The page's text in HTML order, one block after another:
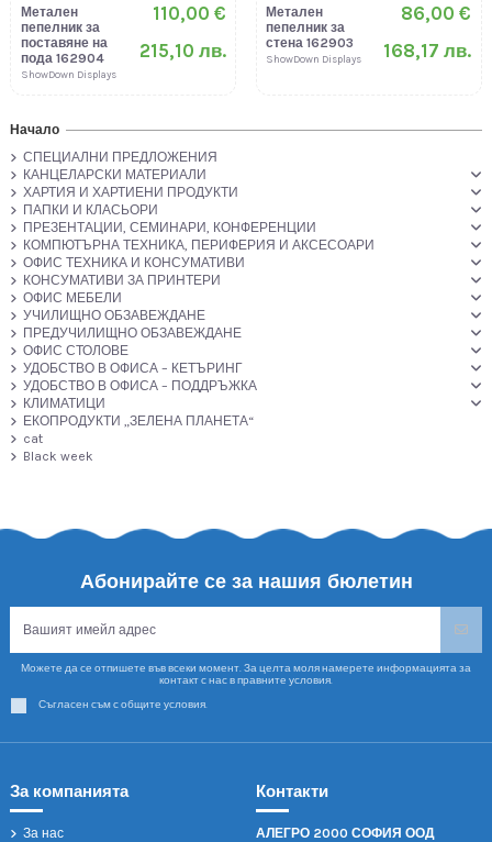
Метален
пепелник за
поставяне на
пода 162904
ShowDown Displays
110,00 €
215,10 лв.
Метален
пепелник за
стена 162903
ShowDown Displays
86,00 €
168,17 лв.
Начало
СПЕЦИАЛНИ ПРЕДЛОЖЕНИЯ
КАНЦЕЛАРСКИ МАТЕРИАЛИ
ХАРТИЯ И ХАРТИЕНИ ПРОДУКТИ
ПАПКИ И КЛАСЬОРИ
ПРЕЗЕНТАЦИИ, СЕМИНАРИ, КОНФЕРЕНЦИИ
КОМПЮТЪРНА ТЕХНИКА, ПЕРИФЕРИЯ И АКСЕСОАРИ
ОФИС ТЕХНИКА И КОНСУМАТИВИ
КОНСУМАТИВИ ЗА ПРИНТЕРИ
ОФИС МЕБЕЛИ
УЧИЛИЩНО ОБЗАВЕЖДАНЕ
ПРЕДУЧИЛИЩНО ОБЗАВЕЖДАНЕ
ОФИС СТОЛОВЕ
УДОБСТВО В ОФИСА – КЕТЪРИНГ
УДОБСТВО В ОФИСА – ПОДДРЪЖКА
КЛИМАТИЦИ
ЕКОПРОДУКТИ „ЗЕЛЕНА ПЛАНЕТА“
cat
Black week
Абонирайте се за нашия бюлетин
Можете да се отпишете във всеки момент. За целта моля намерете информацията за
контакт с нас в правните условия.
Съгласен съм с общите условия.
За компанията
За нас
Контакти
АЛЕГРО 2000 СОФИЯ ООД